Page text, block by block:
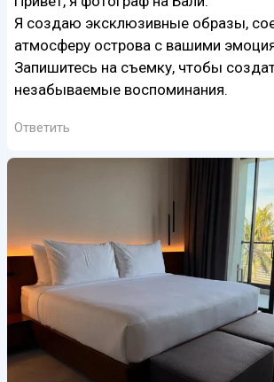
Я создаю эксклюзивные образы,
атмосферу острова с вашими
Запишитесь на съемку, чтобы
незабываемые воспоминания.
Ответить